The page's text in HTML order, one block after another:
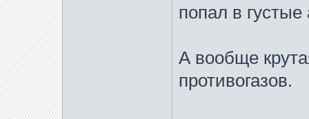
попал в
А вообще
противогазов.